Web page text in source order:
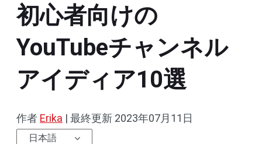
初心者向けの
YouTubeチャンネル
アイディア10選
作者 Erika | 最終更新 2023年07月11日
日本語